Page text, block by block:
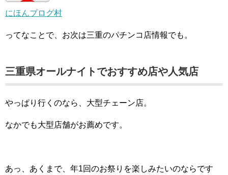
にほんブログ村
ってなことで、お次は三重のパチンコ店情報でも。
三重県オールナイトでおすすめ店や人気店
やっぱり行くのなら、大型チェーン店。
なかでも大型店舗がお薦めです。
あっ、あくまで、年1回のお祭りを楽しみたいのならです